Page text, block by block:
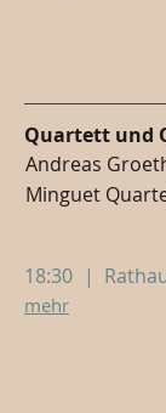
Quartett und
Andreas
Minguet
18:30 |
mehr